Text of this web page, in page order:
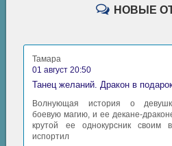
НОВЫЕ
Тамара
01 август 20:50
Танец желаний. Дракон в
Волнующая история о
боевую магию, и ее декане-
крутой ее однокурсник своим
испортил